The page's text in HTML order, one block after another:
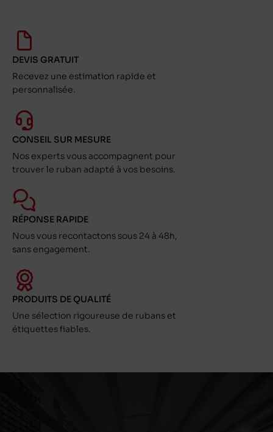
DEVIS GRATUIT
Recevez une estimation rapide et
personnalisée.
CONSEIL SUR MESURE
Nos experts vous accompagnent pour
trouver le ruban adapté à vos besoins.
RÉPONSE RAPIDE
Nous vous recontactons sous 24 à 48h,
sans engagement.
PRODUITS DE QUALITÉ
Une sélection rigoureuse de rubans et
étiquettes fiables.